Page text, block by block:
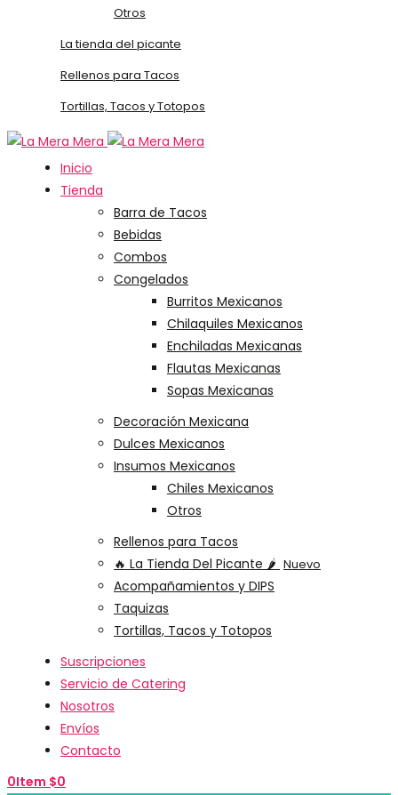
Otros
La tienda del picante
Rellenos para Tacos
Tortillas, Tacos y Totopos
Inicio
Tienda
Barra de Tacos
Bebidas
Combos
Congelados
Burritos Mexicanos
Chilaquiles Mexicanos
Enchiladas Mexicanas
Flautas Mexicanas
Sopas Mexicanas
Decoración Mexicana
Dulces Mexicanos
Insumos Mexicanos
Chiles Mexicanos
Otros
Rellenos para Tacos
🔥 La Tienda Del Picante 🌶️ Nuevo
Acompañamientos y DIPS
Taquizas
Tortillas, Tacos y Totopos
Suscripciones
Servicio de Catering
Nosotros
Envíos
Contacto
0Item $0